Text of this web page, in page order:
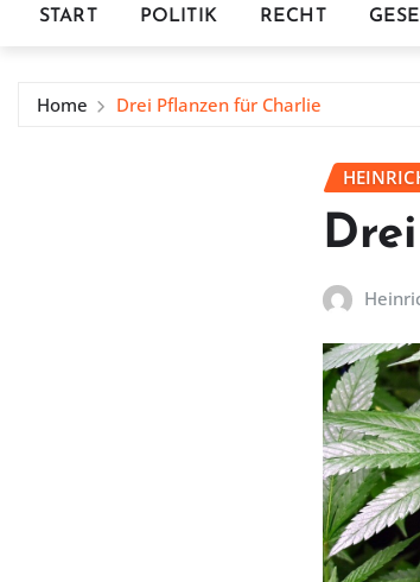
START POLITIK RECHT
Home Drei Pflanzen für Charlie